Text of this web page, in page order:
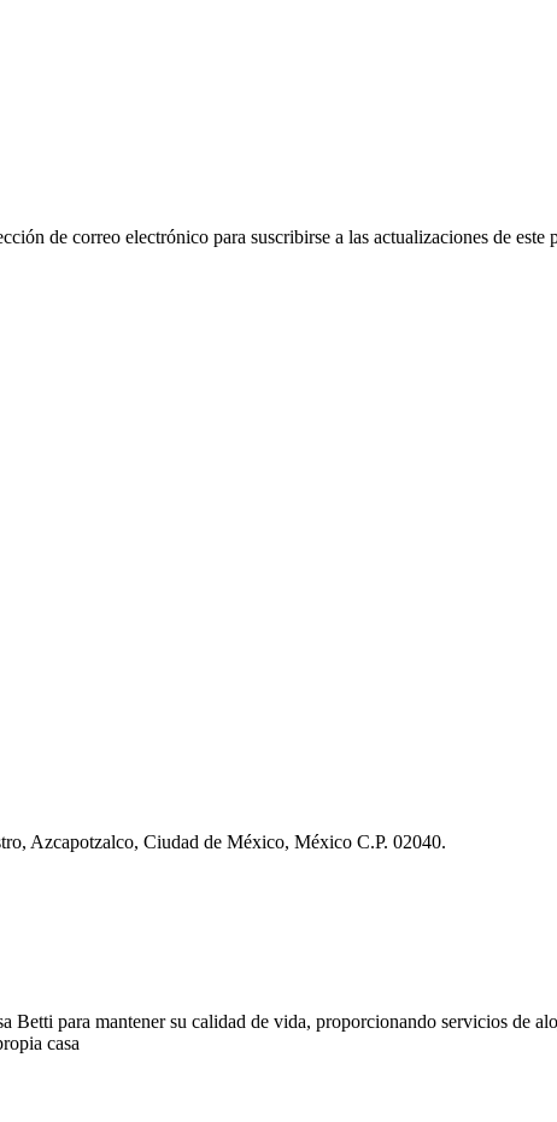
de correo electrónico para suscribirse a las actualizaciones de este
Azcapotzalco, Ciudad de México, México C.P. 02040.
Betti para mantener su calidad de vida, proporcionando servicios de
casa